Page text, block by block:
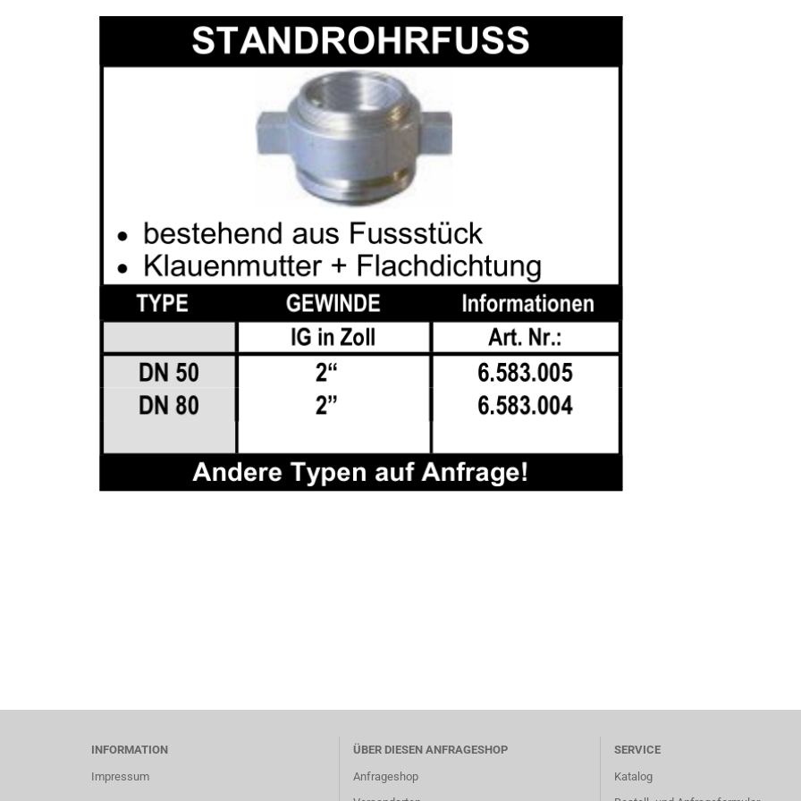
INFORMATION
Impressum
ÜBER DIESEN ANFRAGESHOP
Anfrageshop
SERVICE
Katalog